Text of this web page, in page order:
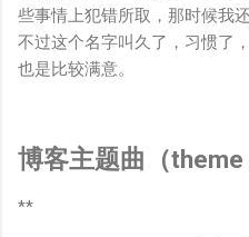
些事情上犯错所取，那时候我
不过这个名字叫久了，习惯了
也是比较满意。
博客主题曲（theme
**